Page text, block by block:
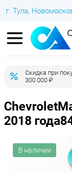
г. Тула,
Скидка при
300 000 ₽
Chevrolet
2018 года
В наличии